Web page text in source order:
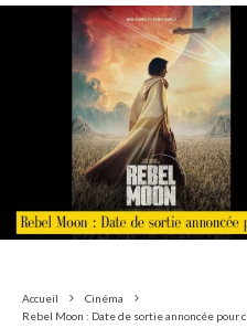
Accueil
Cinéma
Rebel Moon : Date de sortie annoncée